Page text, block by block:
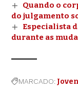
Quando o
do julgamento
Especialista
durante as
MARCADO: